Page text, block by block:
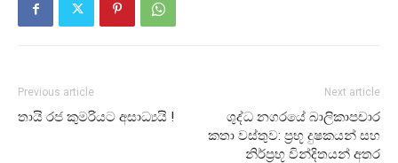
Previous article
තායි රජ කුමරියට අසාධ්‍යයි !
Next article
ශුද්ධ නගරයේ බාලිකාපචාර
කතා වස්තුව: ප්‍රභූ දුෂකයන් සහ
නිර්ප්‍රභූ වින්දිතයන් අතර